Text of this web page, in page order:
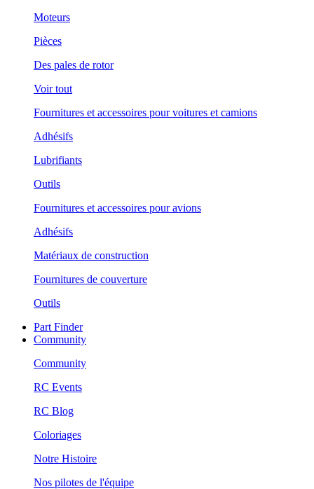
Moteurs
Pièces
Des pales de rotor
Voir tout
Fournitures et accessoires pour voitures et camions
Adhésifs
Lubrifiants
Outils
Fournitures et accessoires pour avions
Adhésifs
Matériaux de construction
Fournitures de couverture
Outils
Part Finder
Community
Community
RC Events
RC Blog
Coloriages
Notre Histoire
Nos pilotes de l'équipe